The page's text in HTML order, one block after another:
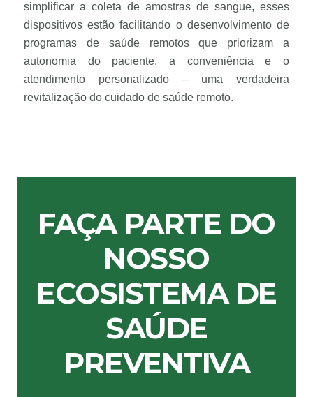
simplificar a coleta de amostras de sangue, esses
dispositivos estão facilitando o desenvolvimento de
programas de saúde remotos que priorizam a
autonomia do paciente, a conveniência e o
atendimento personalizado – uma verdadeira
revitalização do cuidado de saúde remoto.
FAÇA PARTE DO
NOSSO
ECOSISTEMA DE
SAÚDE
PREVENTIVA